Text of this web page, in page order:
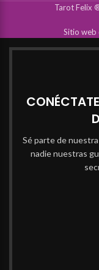
Tarot Felix
Sitio web
Sé parte de
nadie nuestras